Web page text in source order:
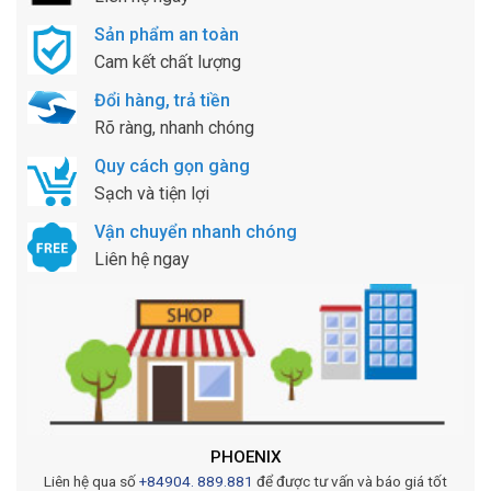
Sản phẩm an toàn
Cam kết chất lượng
Đổi hàng, trả tiền
Rõ ràng, nhanh chóng
Quy cách gọn gàng
Sạch và tiện lợi
Vận chuyển nhanh chóng
Liên hệ ngay
PHOENIX
Liên hệ qua số+84904. 889.881 để được tư vấn và báo giá tốt